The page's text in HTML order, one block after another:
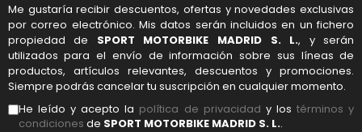
Me gustaría recibir descuentos, ofertas y novedades exclusivas
por correo electrónico. Mis datos serán incluidos en un fichero
propiedad de SPORT MOTORBIKE MADRID S. L., y serán
utilizados para el envío de información sobre sus líneas de
productos, artículos relevantes, descuentos y promociones.
Siempre podrás cancelar tu suscripción en cualquier momento.
He leído y acepto la política de privacidad y lostérminos y
condiciones de SPORT MOTORBIKE MADRID S. L..